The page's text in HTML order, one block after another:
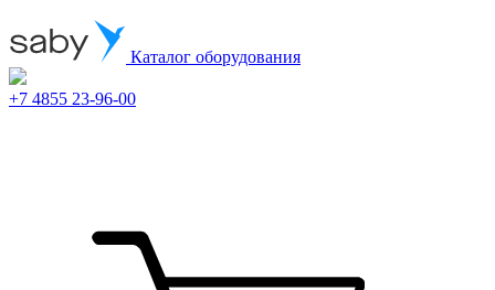
Каталог оборудования
+7 4855 23-96-00